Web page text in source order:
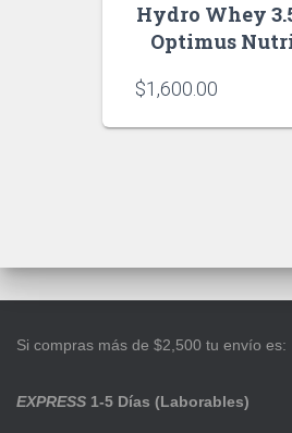
Hydro Whey
Optimus
$1,600.00
Si compras más de $2,500 tu envío es:
EXPRESS 1-5 Días (Laborables)